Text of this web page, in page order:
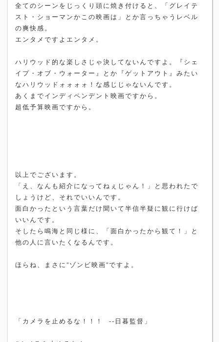
全てのシーンをじっくり頭に焼き付けると、「グレイテ
スト・ショーマンかこの映画は」とか言っちゃうレベル
の爽快感。
エンタメですよエンタメ。
ハリウッド的な楽しさじゃ決してないんですよ。『シェ
イプ・オブ・ウォーター』とか『ゲットアウト』みたい
なハリウッドォォォォ！な感じじゃないんです。
あくまでインディペンデント映画ですから。
超低予算映画ですから。
以上でございます。
「え、なんも紹介になってねぇじゃん！」と思われたで
しょうけど、それでいいんです。
面白かったという言葉だけ聞いて半信半疑に観に行けば
いいんです。
そしたら鳴海と同じ様に、「面白かったから観て！」と
他の人に言いたくなるんです。
ほらね、まさに”ゾンビ映画”ですよ。
「カメラを止めるな！！！ --日暮監督」